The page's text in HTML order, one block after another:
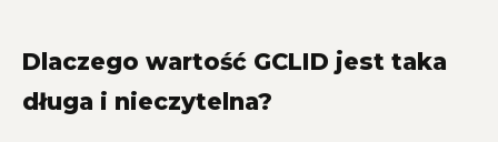
Dlaczego wartość GCLID jest taka
długa i nieczytelna?